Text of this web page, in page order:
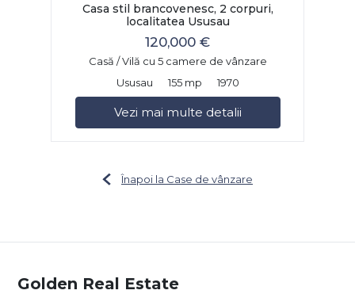
Casa stil brancovenesc, 2 corpuri,
localitatea Ususau
120,000 €
Casă / Vilă cu 5 camere de vânzare
Ususau
155 mp 1970
Vezi mai multe detalii
Înapoi la Case de vânzare
Golden Real Estate